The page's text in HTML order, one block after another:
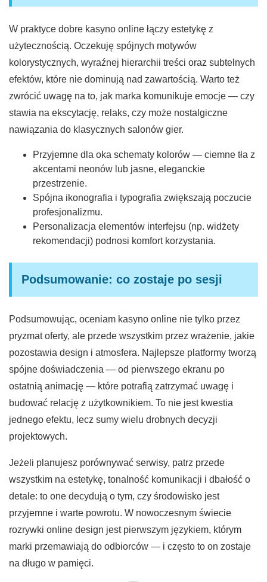
W praktyce dobre kasyno online łączy estetykę z
użytecznością. Oczekuję spójnych motywów
kolorystycznych, wyraźnej hierarchii treści oraz subtelnych
efektów, które nie dominują nad zawartością. Warto też
zwrócić uwagę na to, jak marka komunikuje emocje — czy
stawia na ekscytację, relaks, czy może nostalgiczne
nawiązania do klasycznych salonów gier.
Przyjemne dla oka schematy kolorów — ciemne tła z
akcentami neonów lub jasne, eleganckie
przestrzenie.
Spójna ikonografia i typografia zwiększają poczucie
profesjonalizmu.
Personalizacja elementów interfejsu (np. widżety
rekomendacji) podnosi komfort korzystania.
Podsumowanie: co zostaje po sesji
Podsumowując, oceniam kasyno online nie tylko przez
pryzmat oferty, ale przede wszystkim przez wrażenie, jakie
pozostawia design i atmosfera. Najlepsze platformy tworzą
spójne doświadczenia — od pierwszego ekranu po
ostatnią animację — które potrafią zatrzymać uwagę i
budować relację z użytkownikiem. To nie jest kwestia
jednego efektu, lecz sumy wielu drobnych decyzji
projektowych.
Jeżeli planujesz porównywać serwisy, patrz przede
wszystkim na estetykę, tonalność komunikacji i dbałość o
detale: to one decydują o tym, czy środowisko jest
przyjemne i warte powrotu. W nowoczesnym świecie
rozrywki online design jest pierwszym językiem, którym
marki przemawiają do odbiorców — i często to on zostaje
na długo w pamięci.